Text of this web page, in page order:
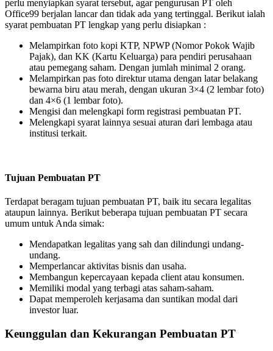
perlu menyiapkan syarat tersebut, agar pengurusan PT oleh
Office99 berjalan lancar dan tidak ada yang tertinggal. Berikut ialah
syarat pembuatan PT lengkap yang perlu disiapkan :
Melampirkan foto kopi KTP, NPWP (Nomor Pokok Wajib
Pajak), dan KK (Kartu Keluarga) para pendiri perusahaan
atau pemegang saham. Dengan jumlah minimal 2 orang.
Melampirkan pas foto direktur utama dengan latar belakang
bewarna biru atau merah, dengan ukuran 3×4 (2 lembar foto)
dan 4×6 (1 lembar foto).
Mengisi dan melengkapi form registrasi pembuatan PT.
Melengkapi syarat lainnya sesuai aturan dari lembaga atau
institusi terkait.
Tujuan Pembuatan PT
Terdapat beragam tujuan pembuatan PT, baik itu secara legalitas
ataupun lainnya. Berikut beberapa tujuan pembuatan PT secara
umum untuk Anda simak:
Mendapatkan legalitas yang sah dan dilindungi undang-
undang.
Memperlancar aktivitas bisnis dan usaha.
Membangun kepercayaan kepada client atau konsumen.
Memiliki modal yang terbagi atas saham-saham.
Dapat memperoleh kerjasama dan suntikan modal dari
investor luar.
Keunggulan dan Kekurangan Pembuatan PT